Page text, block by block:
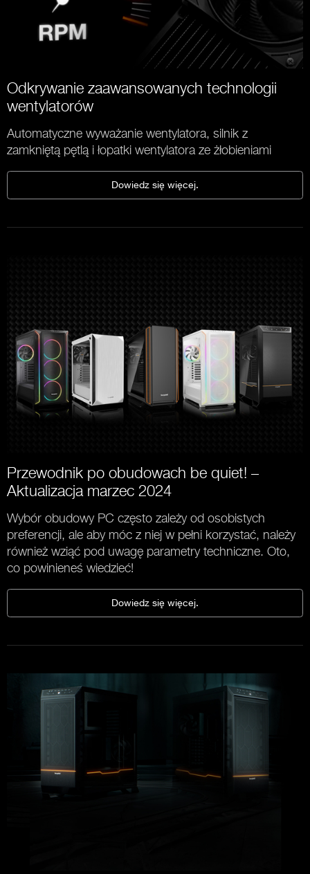
Odkrywanie zaawansowanych technologii
wentylatorów
Automatyczne wyważanie wentylatora, silnik z
zamkniętą pętlą i łopatki wentylatora ze żłobieniami
Dowiedz się więcej.
Przewodnik po obudowach be quiet! –
Aktualizacja marzec 2024
Wybór obudowy PC często zależy od osobistych
preferencji, ale aby móc z niej w pełni korzystać, należy
również wziąć pod uwagę parametry techniczne. Oto,
co powinieneś wiedzieć!
Dowiedz się więcej.